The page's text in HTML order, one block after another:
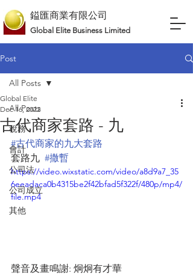
鎰匯商業有限公司
Global Elite Business Limited
Post
All Posts
稅務
會計
公司法
公司成立
其他
All Posts
古代商家套路 - 九
Global Elite
Dec 16, 2022
#古代商家的九大套路
套路九 #撒暫
https://video.wixstatic.com/video/a8d9a7_35
6eeadaca0b4315be2f42bfad5f322f/480p/mp4/
file.mp4
聲音及畫鳴謝: 炯炯有才華